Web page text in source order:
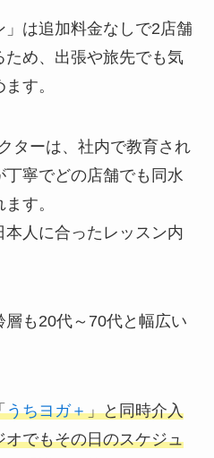
」は追加料金なしで2店舗
ため、出張や旅先でも気
す。
ターは、社内で教育され
寧でどの店舗でも同水
す。
人に合ったレッスン内
も20代～70代と幅広い
うちヨガ＋」と同時介入
でもその日のスケジュ